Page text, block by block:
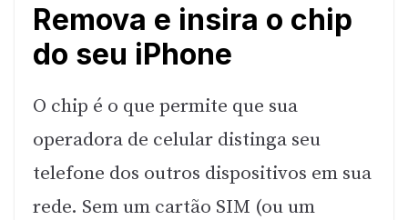
Remova e insira o chip
do seu iPhone
O chip é o que permite que sua
operadora de celular distinga seu
telefone dos outros dispositivos em sua
rede. Sem um cartão SIM (ou um